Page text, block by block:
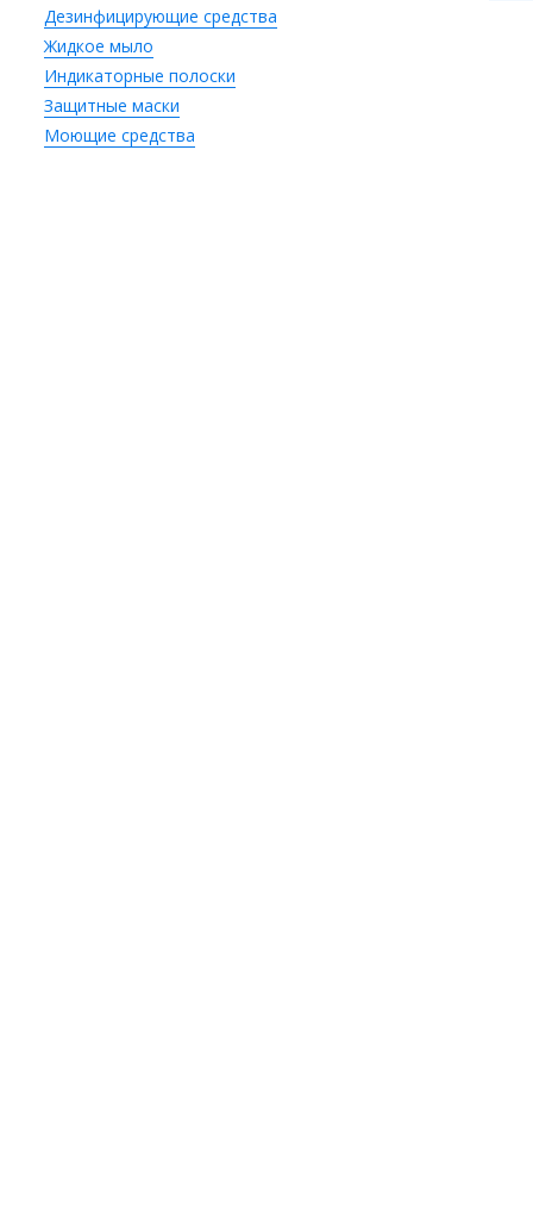
Дезинфицирующие средства
Жидкое мыло
Индикаторные полоски
Защитные маски
Моющие средства